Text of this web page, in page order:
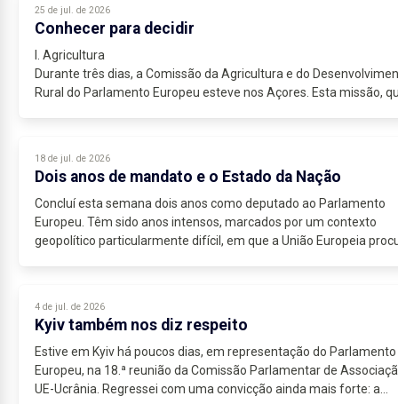
25 de jul. de 2026
Conhecer para decidir
I. Agricultura
Durante três dias, a Comissão da Agricultura e do
Rural do Parlamento Europeu esteve nos Açores. Esta missão,
18 de jul. de 2026
Dois anos de mandato e o Estado da Nação
Concluí esta semana dois anos como deputado ao Parlamento
Europeu. Têm sido anos intensos, marcados por um contexto
geopolítico particularmente difícil, em que a União Europeia
4 de jul. de 2026
Kyiv também nos diz respeito
Estive em Kyiv há poucos dias, em representação do Parlamento
Europeu, na 18.ª reunião da Comissão Parlamentar de
UE-Ucrânia. Regressei com uma convicção ainda mais forte: a